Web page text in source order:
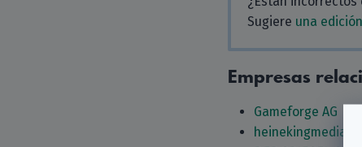
Sugiere una
Empresas
Gameforge AG
heinekingmedia